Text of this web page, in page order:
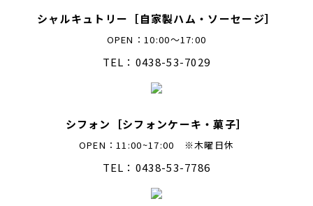
シャルキュトリー［自家製ハム・ソーセージ］
OPEN：10:00～17:00
TEL：0438-53-7029
シフォン［シフォンケーキ・菓子］
OPEN：11:00~17:00 ※木曜日休
TEL：0438-53-7786